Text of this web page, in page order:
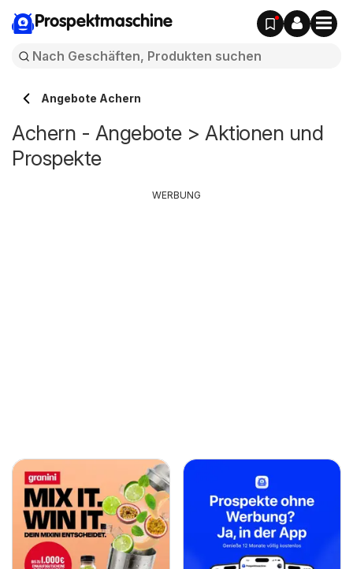
Prospektmaschine
Angebote Achern
Achern - Angebote > Aktionen und
Prospekte
WERBUNG